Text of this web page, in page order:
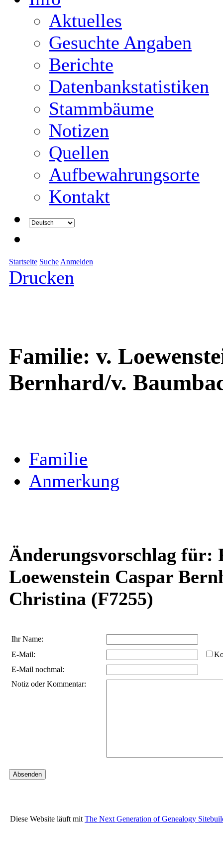
Aktuelles
Gesuchte Angaben
Berichte
Datenbankstatistiken
Stammbäume
Notizen
Quellen
Aufbewahrungsorte
Kontakt
Startseite Suche Anmelden
Drucken
Familie: v.
Bernhard/v.
Familie
Anmerkung
Änderungsvorschlag für:
Loewenstein Caspar
Christina (F7255)
Ihr Name:
E-Mail:
E-Mail nochmal:
Notiz oder Kommentar:
Diese Website läuft mit The Next Generation of Genealogy